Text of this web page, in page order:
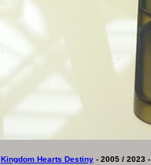
Kingdom Hearts Destiny- 2005 / 2023 -